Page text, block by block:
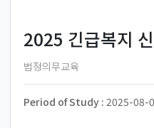
법정의무교육
Period of Study : 2025-08-